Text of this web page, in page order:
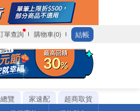
單查詢 購物車(0) 結帳
覽 家速配
超商取貨